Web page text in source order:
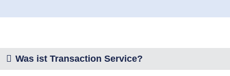
Was ist Transaction Service?